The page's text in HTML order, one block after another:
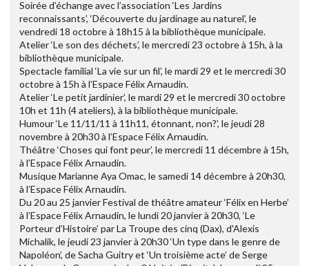
Soirée d’échange avec l’association ‘Les Jardins
reconnaissants’, ‘Découverte du jardinage au naturel’, le
vendredi 18 octobre à 18h15 à la bibliothèque municipale.
Atelier ‘Le son des déchets’, le mercredi 23 octobre à 15h, à la
bibliothèque municipale.
Spectacle familial ‘La vie sur un fil’, le mardi 29 et le mercredi 30
octobre à 15h à l’Espace Félix Arnaudin.
Atelier ‘Le petit jardinier’, le mardi 29 et le mercredi 30 octobre
10h et 11h (4 ateliers), à la bibliothèque municipale.
Humour ‘Le 11/11/11 à 11h11, étonnant, non?’, le jeudi 28
novembre à 20h30 à l’Espace Félix Arnaudin.
Théâtre ‘Choses qui font peur’, le mercredi 11 décembre à 15h,
à l’Espace Félix Arnaudin.
Musique Marianne Aya Omac, le samedi 14 décembre à 20h30,
à l’Espace Félix Arnaudin.
Du 20 au 25 janvier Festival de théâtre amateur ‘Félix en Herbe’
à l’Espace Félix Arnaudin, le lundi 20 janvier à 20h30, ‘Le
Porteur d’Histoire’ par La Troupe des cinq (Dax), d'Alexis
Michalik, le jeudi 23 janvier à 20h30 ‘Un type dans le genre de
Napoléon’, de Sacha Guitry et ‘Un troisième acte’ de Serge